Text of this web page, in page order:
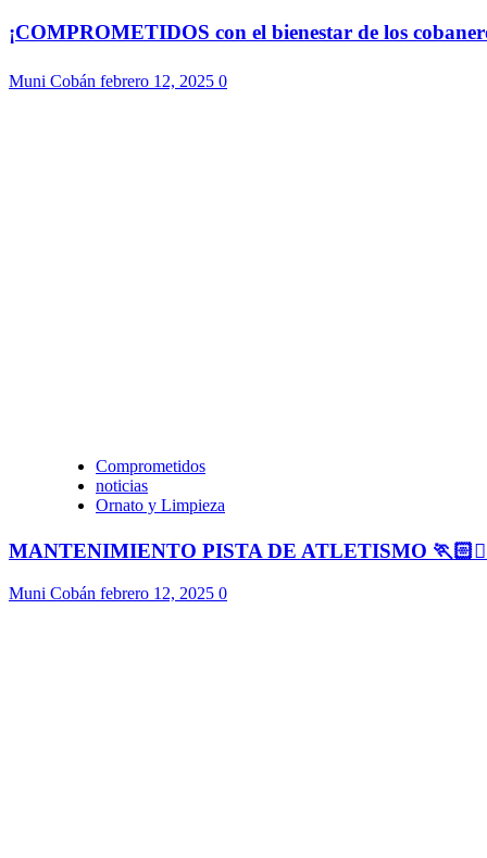
¡COMPROMETIDOS con el bienestar de los
Muni Cobán febrero 12, 2025 0
Comprometidos
noticias
Ornato y Limpieza
MANTENIMIENTO PISTA DE ATLETISMO
Muni Cobán febrero 12, 2025 0